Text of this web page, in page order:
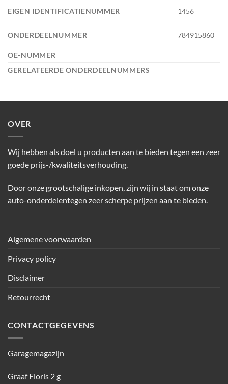
EIGEN IDENTIFICATIENUMMER 1456
ONDERDEELNUMMER 784915860
OE-NUMMER
GERELATEERDE ONDERDEELNUMMERS
OVER
Wij hebben als doel u producten aan te bieden tegen een zeer
goede prijs-/kwaliteitsverhouding.
Door onze grootschalige inkopen, zijn wij in staat om onze
auto-onderdelentegen zeer scherpe prijzen aan te bieden.
Algemene voorwaarden
Privacy policy
Disclaimer
Retourrecht
CONTACTGEGEVENS
Garagemagazijn
Graaf Floris 2 g